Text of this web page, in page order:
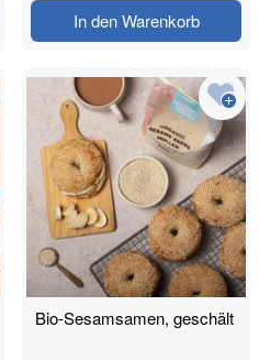
In den Warenkorb
Bio-Sesamsamen, geschält